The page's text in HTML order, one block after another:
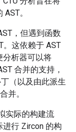
。
，但遇到函数
这依赖于 AST
分析器可以将
合并的支持，
（以及由此派生
并。
实际的构建流
行 Zircon 的构